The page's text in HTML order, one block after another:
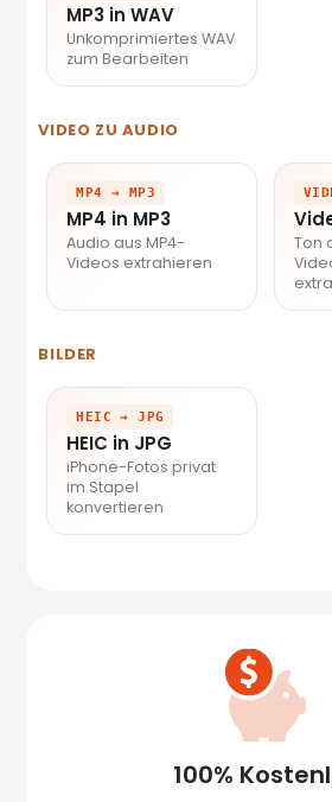
MP3 in WAV
Unkomprimiertes WAV
zum Bearbeiten
VIDEO ZU AUDIO
MP4 → MP3
MP4 in MP3
Audio aus MP4-
Videos extrahieren
Ton
BILDER
HEIC → JPG
HEIC in JPG
iPhone-Fotos privat
im Stapel
konvertieren
100%